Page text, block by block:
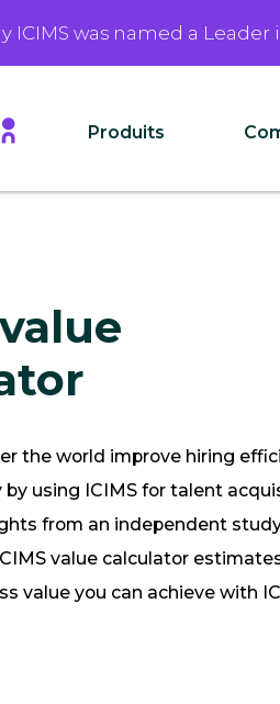
ICIMS was named a
Produits
the world improve hiring
by using ICIMS for talent
from an independent
value calculator
value you can achieve with